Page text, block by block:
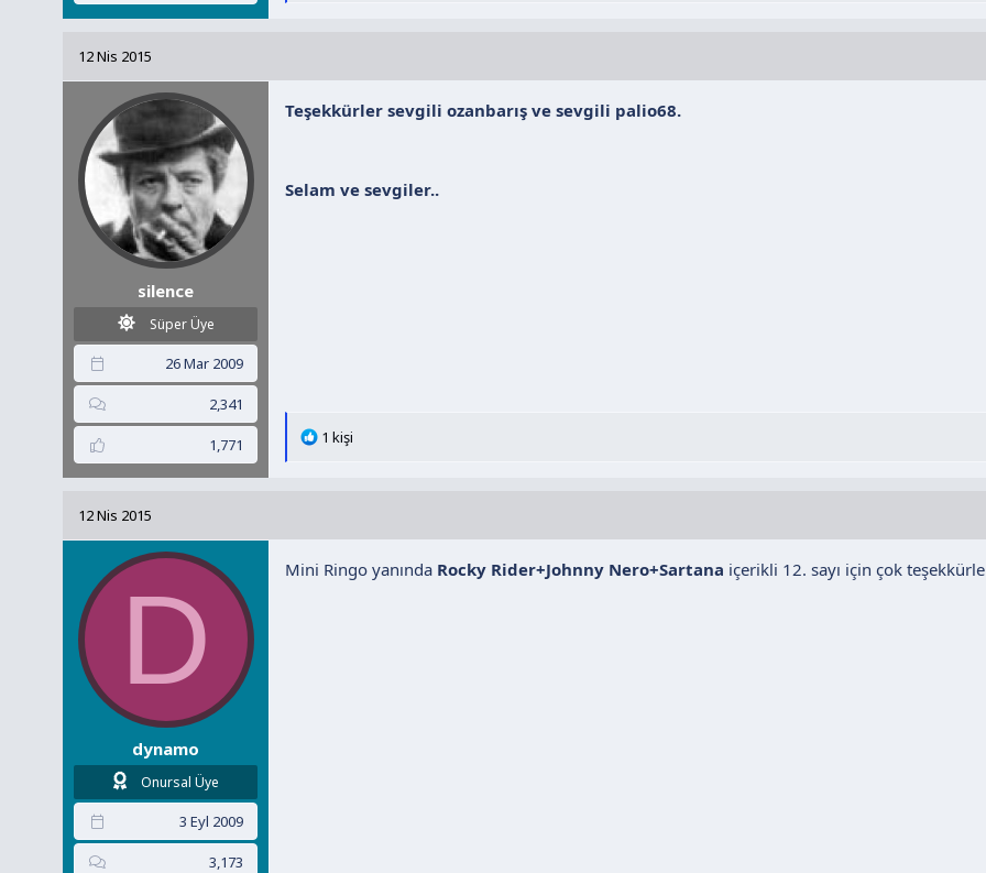
l
e
12 Nis 2015
silence
Süper Üye
26 Mar 2009
2,341
1,771
Teşekkürler sevgili ozanbarış ve sevgili palio68.
Selam ve sevgiler..
T
l
e
1 kişi
12 Nis 2015
D
dynamo
Onursal Üye
3 Eyl 2009
3,173
Mini Ringo yanında Rocky Rider+Johnny Nero+Sartana içerikli 12. sayı için çok